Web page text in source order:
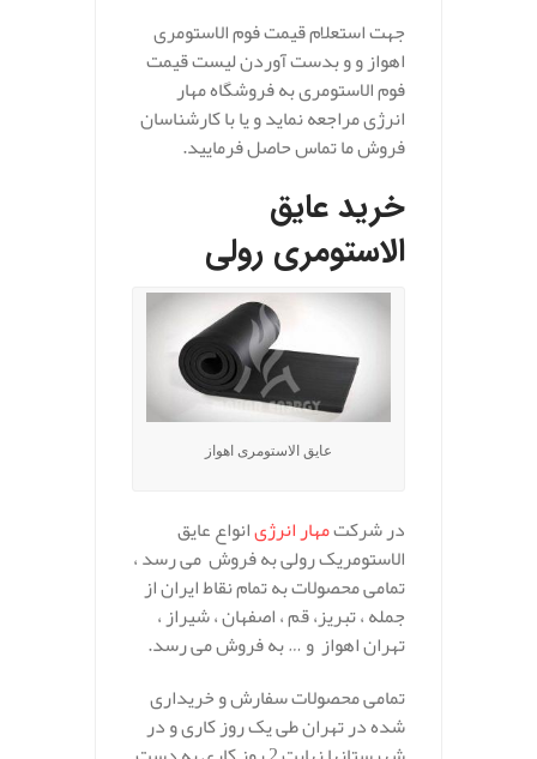
جهت استعلام قیمت فوم الاستومری
اهواز و و بدست آوردن لیست قیمت
فوم الاستومری به فروشگاه مهار
انرژی مراجعه نماید و یا با کارشناسان
فروش ما تماس حاصل فرمایید.
خرید عایق
الاستومری رولی
عایق الاستومری اهواز
در شرکتمهار انرژیانواع عایق
الاستومریک رولی به فروش می رسد ،
تمامی محصولات به تمام نقاط ایران از
جمله ، تبریز، قم ، اصفهان ، شیراز ،
تهران اهواز و … به فروش می رسد.
تمامی محصولات سفارش و خریداری
شده در تهران طی یک روز کاری و در